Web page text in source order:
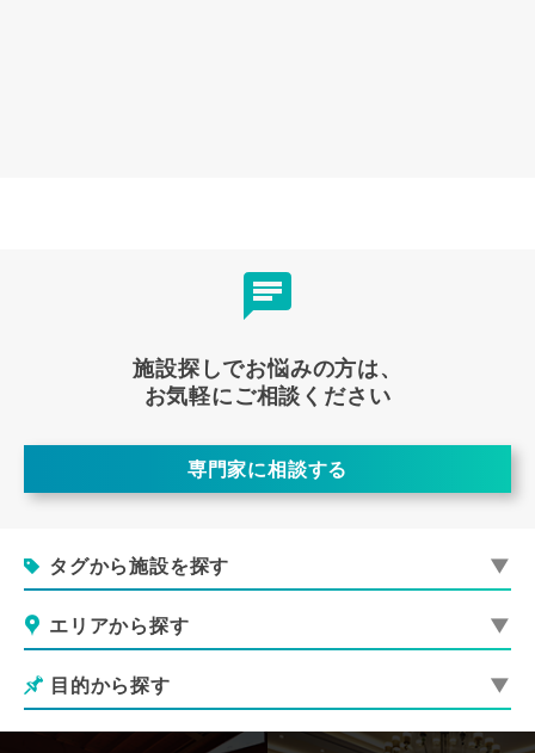
施設探しでお悩みの方は、
お気軽にご相談ください
専門家に相談する
タグから施設を探す
エリアから探す
目的から探す